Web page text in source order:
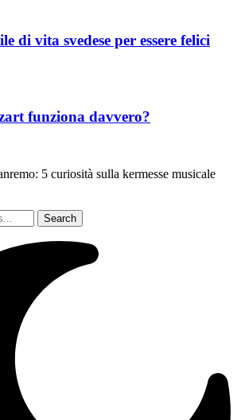
di vita svedese per essere felici
funziona davvero?
5 curiosità sulla kermesse musicale